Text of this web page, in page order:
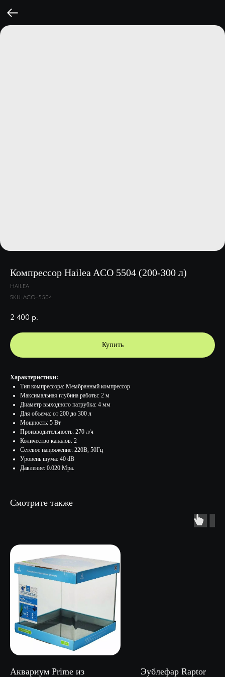
Компрессор Hailea ACO 5504 (200-300 л)
HAILEA
SKU: ACO-5504
2 400 р.
Купить
Характеристики:
Тип компрессора: Мембранный компрессор
Максимальная глубина работы: 2 м
Диаметр выходного патрубка: 4 мм
Для объема: от 200 до 300 л
Мощность: 5 Вт
Производительность: 270 л/ч
Количество каналов: 2
Сетевое напряжение: 220В, 50Гц
Уровень шума: 40 dB
Давление: 0.020 Mpa.
Смотрите также
Аквариум Prime из Эублефар Raptor